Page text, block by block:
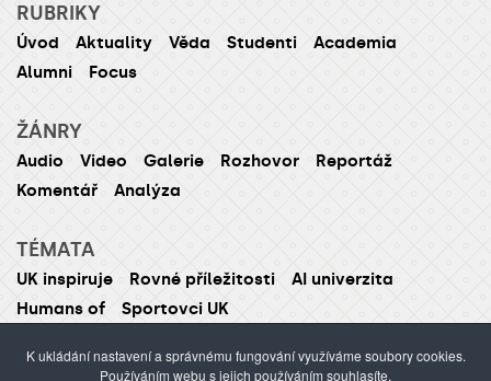
RUBRIKY
Úvod Aktuality Věda Studenti
Academia
Alumni
Focus
ŽÁNRY
Audio Video Galerie Rozhovor
Reportáž
Komentář
Analýza
TÉMATA
UK inspiruje Rovné příležitosti
AI univerzita
Humans of
Sportovci UK
K ukládání nastavení a správnému fungování využíváme soubory cookies.
Používáním webu s jejich používáním souhlasíte.